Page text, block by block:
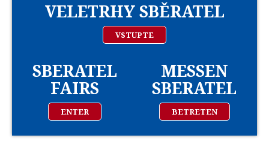
VELETRHY SBĚRATEL
VSTUPTE
SBERATEL
FAIRS
ENTER
MESSEN
SBERATEL
BETRETEN